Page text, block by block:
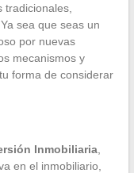
sea que seas un
por nuevas
mecanismos y
forma de considerar
Inmobiliaria,
en el inmobiliario,